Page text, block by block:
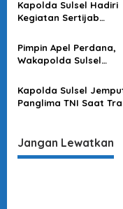
o
s
Kapolda Sulsel Hadiri
Kegiatan Sertijab
AU Sultan Hasanuddin
Pimpin Apel Perdana,
Wakapolda Sulsel
Kapolda Sulsel
Panglima TNI Saat
Jangan Lewatkan